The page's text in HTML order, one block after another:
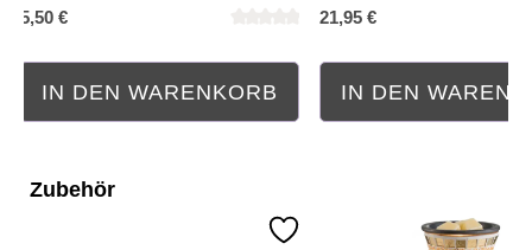
5,50 €
IN DEN WARENKORB
21,95 €
IN DEN
Zubehör